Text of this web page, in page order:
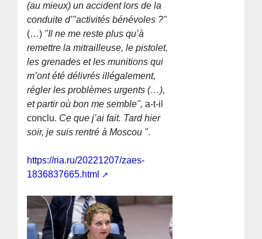
(au mieux) un accident lors de la
conduite d’"activités bénévoles ?"
(…) "Il ne me reste plus qu’à
remettre la mitrailleuse, le pistolet,
les grenades et les munitions qui
m’ont été délivrés illégalement,
régler les problèmes urgents (…),
et partir où bon me semble", a-t-il
conclu. Ce que j’ai fait. Tard hier
soir, je suis rentré à Moscou ".
https://ria.ru/20221207/zaes-
1836837665.html